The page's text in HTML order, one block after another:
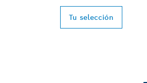
Tu selección